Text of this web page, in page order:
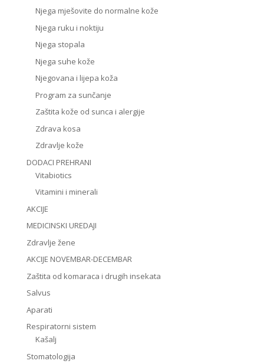
Njega mješovite do normalne kože
Njega ruku i noktiju
Njega stopala
Njega suhe kože
Njegovana i lijepa koža
Program za sunčanje
Zaštita kože od sunca i alergije
Zdrava kosa
Zdravlje kože
DODACI PREHRANI
Vitabiotics
Vitamini i minerali
AKCIJE
MEDICINSKI UREDAJI
Zdravlje žene
AKCIJE NOVEMBAR-DECEMBAR
Zaštita od komaraca i drugih insekata
Salvus
Aparati
Respiratorni sistem
Kašalj
Stomatologija